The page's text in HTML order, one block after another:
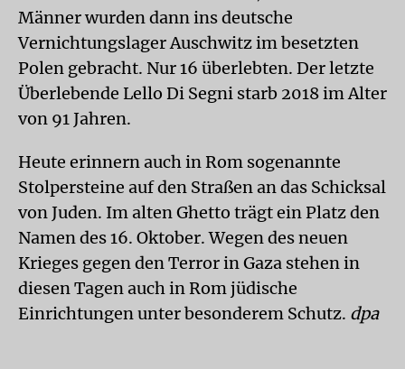
Männer wurden dann ins deutsche
Vernichtungslager Auschwitz im besetzten
Polen gebracht. Nur 16 überlebten. Der letzte
Überlebende Lello Di Segni starb 2018 im Alter
von 91 Jahren.
Heute erinnern auch in Rom sogenannte
Stolpersteine auf den Straßen an das Schicksal
von Juden. Im alten Ghetto trägt ein Platz den
Namen des 16. Oktober. Wegen des neuen
Krieges gegen den Terror in Gaza stehen in
diesen Tagen auch in Rom jüdische
Einrichtungen unter besonderem Schutz. dpa